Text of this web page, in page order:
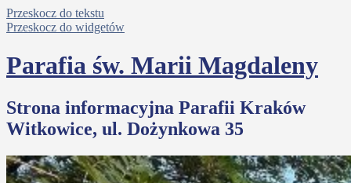
Przeskocz do tekstu
Przeskocz do widgetów
Parafia św. Marii Magdaleny
Strona informacyjna Parafii Kraków
Witkowice, ul. Dożynkowa 35